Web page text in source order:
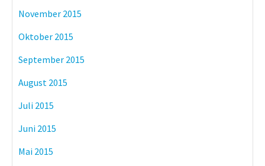
November 2015
Oktober 2015
September 2015
August 2015
Juli 2015
Juni 2015
Mai 2015